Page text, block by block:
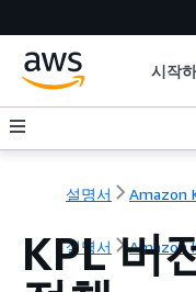
시작
설명서 Amazon
설명서 Amazon
KPL 버